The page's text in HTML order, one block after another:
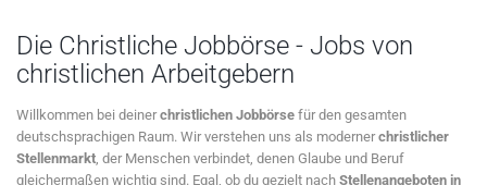
Die Christliche Jobbörse - Jobs von
christlichen Arbeitgebern
Willkommen bei deinerchristlichen Jobbörse für den gesamten
deutschsprachigen Raum. Wir verstehen uns als modernerchristlicher
Stellenmarkt, der Menschen verbindet, denen Glaube und Beruf
gleichermaßen wichtig sind. Egal, ob du gezielt nach Stellenangeboten in